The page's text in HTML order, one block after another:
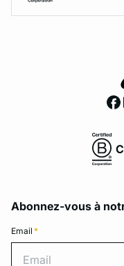
Abonnez-vous à
Email *